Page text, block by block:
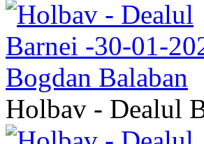
Holbav - Dealul